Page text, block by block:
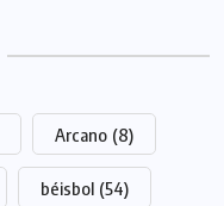
Arcano (8)
béisbol (54)